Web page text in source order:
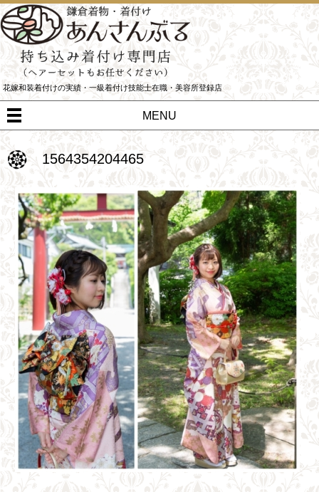
花嫁和装着付けの実績・一級着付け技能士在職・美容所登録店
MENU
1564354204465